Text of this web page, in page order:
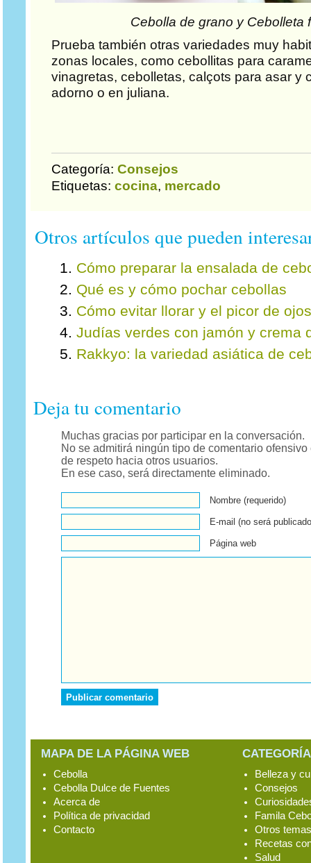
Cebolla de grano y Cebolleta
Prueba también otras variedades muy
zonas locales, como cebollitas para
vinagretas, cebolletas, calçots para asar y
adorno o en juliana.
Categoría: Consejos
Etiquetas: cocina, mercado
Otros artículos que pueden
Cómo preparar la ensalada de
Qué es y cómo pochar cebollas
Cómo evitar llorar y el picor de
Judías verdes con jamón y crema
Rakkyo: la variedad asiática de
Deja tu comentario
Muchas gracias por participar en la conversación.
No se admitirá ningún tipo de comentario
de respeto hacia otros usuarios.
En ese caso, será directamente eliminado.
Nombre (requerido)
E-mail (no será
Página web
MAPA DE LA PÁGINA WEB
Cebolla
Cebolla Dulce de Fuentes
Acerca de
Política de privacidad
Contacto
Belleza y
Consejos
Famila
Otros temas
Recetas
Salud